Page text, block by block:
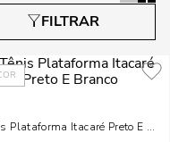
Plataforma Itacaré Preto E